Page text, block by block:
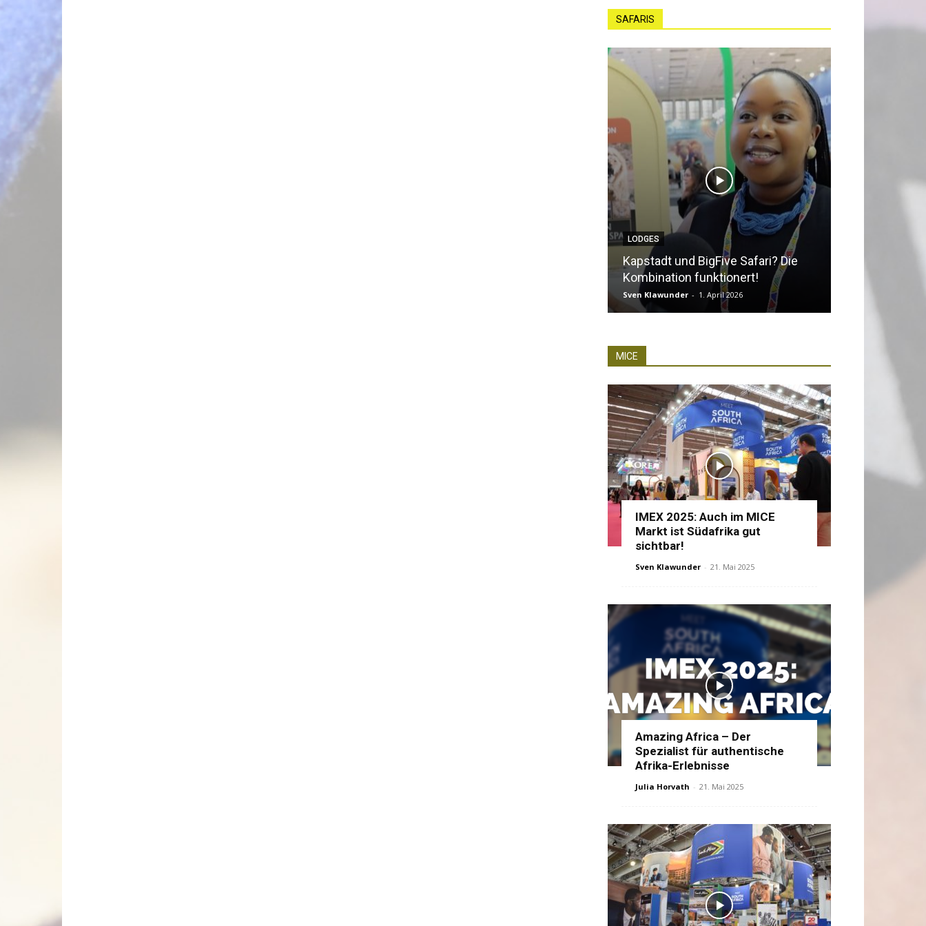
SAFARIS
LODGES
Kapstadt und BigFive Safari? Die
Kombination funktionert!
Sven Klawunder - 1. April 2026
MICE
IMEX 2025: Auch im MICE
Markt ist Südafrika gut
sichtbar!
Sven Klawunder - 21. Mai 2025
Amazing Africa – Der
Spezialist für authentische
Afrika-Erlebnisse
Julia Horvath - 21. Mai 2025